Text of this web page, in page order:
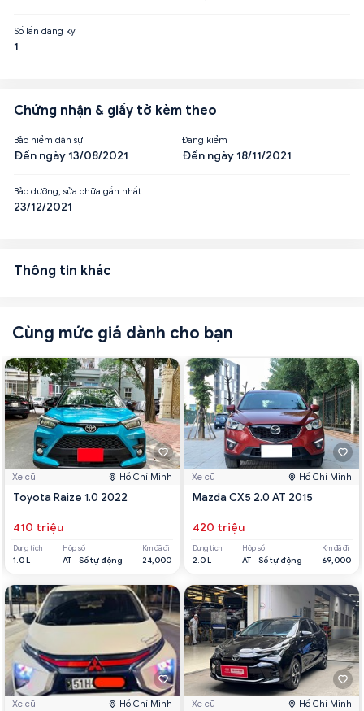
Số lần đăng ký
1
Chứng nhận & giấy tờ kèm theo
Bảo hiểm dân sự
Đến ngày 13/08/2021
Đăng kiểm
Đến ngày 18/11/2021
Bảo dưỡng, sửa chữa gần nhất
23/12/2021
Thông tin khác
Cùng mức giá dành cho bạn
Xe cũ Hồ Chí Minh
Toyota Raize 1.0 2022
410 triệu
Dung tích
1.0 L
Hộp số
AT - Số tự động
Km đã đi
24,000
Xe cũ Hồ Chí Minh
Xe cũ Hồ Chí Minh
Mazda CX5 2.0 AT 2015
420 triệu
Dung tích
2.0 L
Hộp số
AT - Số tự động
Km đã đi
69,000
Xe cũ Hồ Chí Minh